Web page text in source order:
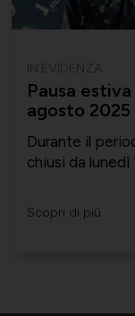
Pausa
agosto 2025
Durante il
chiusi da
Scopri di più